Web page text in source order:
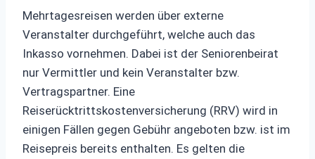
Mehrtagesreisen werden über externe
Veranstalter durchgeführt, welche auch das
Inkasso vornehmen. Dabei ist der Seniorenbeirat
nur Vermittler und kein Veranstalter bzw.
Vertragspartner. Eine
Reiserücktrittskostenversicherung (RRV) wird in
einigen Fällen gegen Gebühr angeboten bzw. ist im
Reisepreis bereits enthalten. Es gelten die